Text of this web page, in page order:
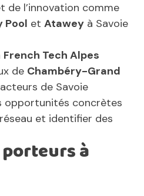
de l’innovation comme
Pool et Atawey à Savoie
French Tech Alpes
de Chambéry-Grand
de Savoie
opportunités concrètes
et identifier des
à